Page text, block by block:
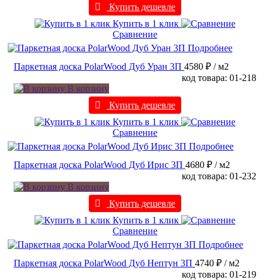
Купить дешевле
Купить в 1 клик
Сравнение
Подробнее
Паркетная доска PolarWood Дуб Уран 3П 4580 ₽ / м2
код товара: 01-218
В корзину
Купить дешевле
Купить в 1 клик
Сравнение
Подробнее
Паркетная доска PolarWood Дуб Ирис 3П 4680 ₽ / м2
код товара: 01-232
В корзину
Купить дешевле
Купить в 1 клик
Сравнение
Подробнее
Паркетная доска PolarWood Дуб Нептун 3П 4740 ₽ / м2
код товара: 01-219